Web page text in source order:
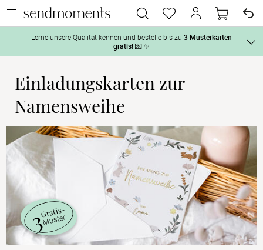
Tag der
Nach der
Lerne unsere Qualität kennen und bestelle bis zu 3 Musterkarten
gratis!💌 ✨
Und so geht‘s:
1. Wähle bis zu 3 Kartendesigns
Produktseite und lasse Dir die Karten kostenlos per Post zusenden.
Einladungskarten zur
Namensweihe
3Gratis-
Muster